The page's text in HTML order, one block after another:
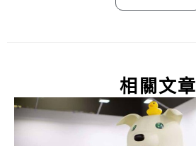
相關文章